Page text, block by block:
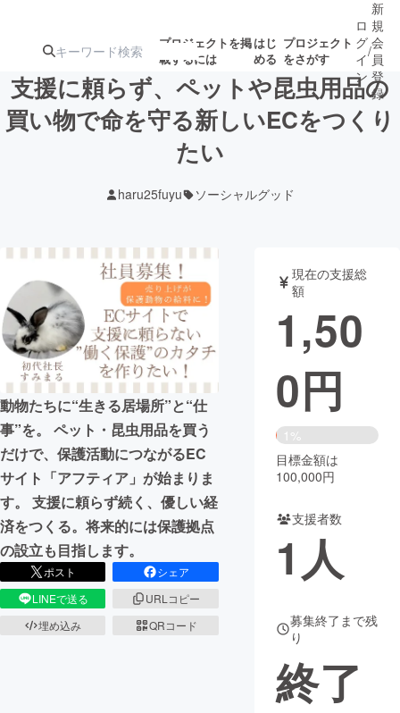
プロジェクトを掲
載するには
はじ
める
プロジェクト
をさがす
注目の新着プロ募集終了が近いプ
テクノロジー・ガジェット
映像・映画 書籍・雑誌
ビジネス・起業 チャレンジ
まちづくり・地域活性化
CAMPFIRE for Social Good
CAMPFIRE Creation
CAMPFIREふるさと納税machi-ya コミュニティ
ロ
グ
イ
ン
/
新
規
会
員
登
録
支援に頼らず、ペットや昆虫用品の
買い物で命を守る新しいECをつくり
たい
haru25fuyu ソーシャルグッド
動物たちに“生きる居場所”と“仕
事”を。 ペット・昆虫用品を買う
だけで、保護活動につながるEC
サイト「アフティア」が始まりま
す。 支援に頼らず続く、優しい経
済をつくる。将来的には保護拠点
の設立も目指します。
ポスト
シェア
LINEで送る
URLコピー
埋め込み
QRコード
現在の支援総
額
1,50
0円
1%
目標金額は
100,000円
支援者数
1人
募集終了まで残
り
終了